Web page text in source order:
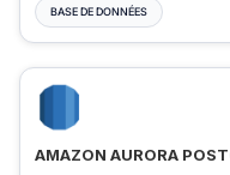
BASE DE DONNÉES
AMAZON AURORA